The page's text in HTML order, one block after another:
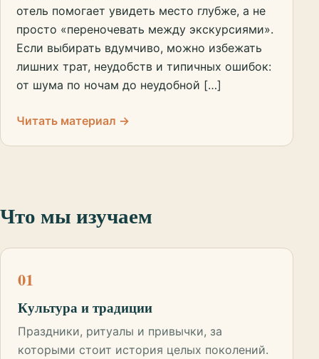
отель помогает увидеть место глубже, а не
просто «переночевать между экскурсиями».
Если выбирать вдумчиво, можно избежать
лишних трат, неудобств и типичных ошибок:
от шума по ночам до неудобной […]
Читать материал →
Что мы изучаем
01
Культура и традиции
Праздники, ритуалы и привычки, за
которыми стоит история целых поколений.